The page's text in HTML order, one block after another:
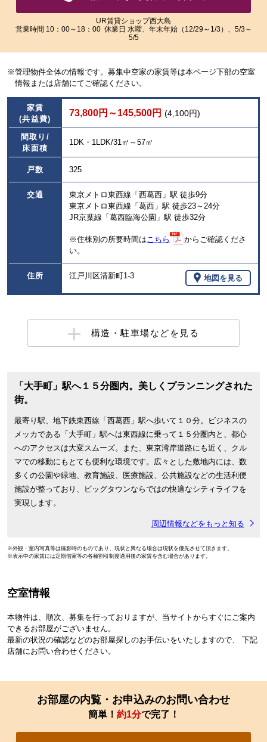
い
だ
ま
す。
い
だ
ま
UR賃貸ショップ西大島
営業時間 10：00～18：00 休業日 水曜、年末年始（12/29～1/3）、5/3～
5/5
※管理物件全体の情報です。募集中空家の家賃等は本ページ下部の空室
情報または店舗にてご確認ください。
家賃
(共益費)
73,800円～145,500円 (4,100円)
間取り/
床面積
1DK・1LDK/31㎡～57㎡
戸数 325
交通
東京メトロ東西線「西葛西」駅 徒歩9分
東京メトロ東西線「葛西」駅 徒歩23～24分
JR京葉線「葛西臨海公園」駅 徒歩32分
※住棟別の所要時間は こちら
からご確認くださ
い。
住所 江戸川区清新町1-3 地図を見る
構造・駐車場などを見る
「大手町」駅へ１５分圏内。美しくプランニングされた
街。
最寄り駅、地下鉄東西線「西葛西」駅へ歩いて１０分。ビジネスの
メッカである「大手町」駅へは東西線に乗って１５分圏内と、都心
へのアクセスは大変スムーズ。また、東京湾岸道路にも近く、クル
マでの移動にもとても便利な環境です。広々とした敷地内には、数
多くの公園や緑地、教育施設、医療施設、公共施設などの生活利便
施設が整っており、ビッグタウンならではの快適なシティライフを
実現します。
周辺情報などをもっと知る
※外観・室内写真等は撮影時のものであり、現状と異なる場合は現状を優先させて頂きます。
※表示中の家賃には定期借家等の各種割引制度適用後の家賃を含む場合があります。
空室情報
本物件は、順次、募集を行っておりますが、当サイトからすぐにご案内
できるお部屋がございません。
最新の状況の確認などのお部屋探しのお手伝いをいたしますので、 下記
店舗にお問い合わせください。
お部屋の内覧・お申込みのお問い合わせ
簡単！ 約1分で完了！